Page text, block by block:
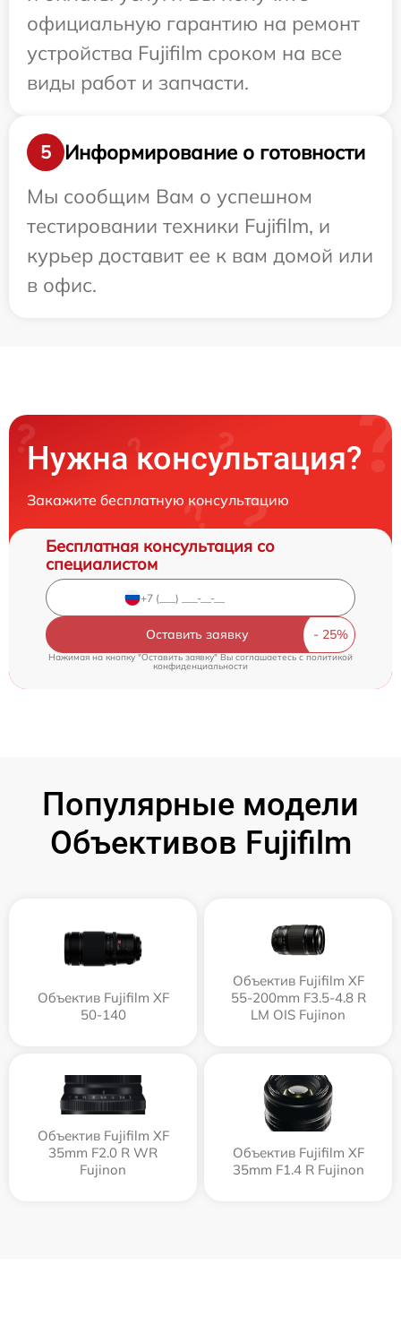
официальную гарантию на ремонт
устройства Fujifilm сроком на все
виды работ и запчасти.
5
Информирование о готовности
Мы сообщим Вам о успешном
тестировании техники Fujifilm, и
курьер доставит ее к вам домой или
в офис.
Нужна консультация?
Закажите бесплатную консультацию
Бесплатная консультация со
специалистом
Оставить заявку
Нажимая на кнопку "Оставить заявку" Вы соглашаетесь c политикой
конфиденциальности
Популярные модели
Объективов Fujifilm
Объектив Fujifilm XF
50-140
Объектив Fujifilm XF
55-200mm F3.5-4.8 R
LM OIS Fujinon
Объектив Fujifilm XF
35mm F2.0 R WR
Fujinon
Объектив Fujifilm XF
35mm F1.4 R Fujinon